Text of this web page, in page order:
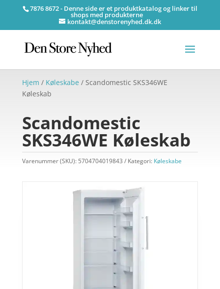
7876 8672 - Denne side er et produktkatalog og linker til
shops med produkterne
kontakt@denstorenyhed.dk.dk
Hjem / Køleskabe / Scandomestic SKS346WE
Køleskab
Scandomestic
SKS346WE Køleskab
Varenummer (SKU): 5704704019843 Kategori: Køleskabe